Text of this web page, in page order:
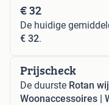
€ 32
De huidige
€ 32.
Prijscheck
De duurste Rotan
Woonaccessoires |